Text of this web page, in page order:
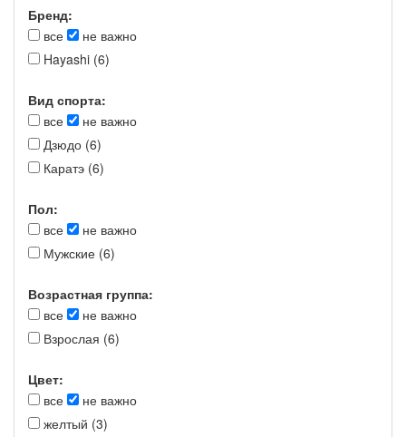
Бренд:
все
не важно
Hayashi (6)
Вид спорта:
все
не важно
Дзюдо (6)
Каратэ (6)
Пол:
все
не важно
Мужские (6)
Возрастная группа:
все
не важно
Взрослая (6)
Цвет:
все
не важно
желтый (3)